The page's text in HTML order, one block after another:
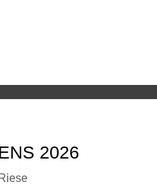
2026